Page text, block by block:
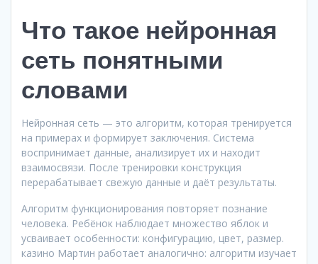
Что такое нейронная
сеть понятными
словами
Нейронная сеть — это алгоритм, которая тренируется
на примерах и формирует заключения. Система
воспринимает данные, анализирует их и находит
взаимосвязи. После тренировки конструкция
перерабатывает свежую данные и даёт результаты.
Алгоритм функционирования повторяет познание
человека. Ребёнок наблюдает множество яблок и
усваивает особенности: конфигурацию, цвет, размер.
казино Мартин работает аналогично: алгоритм изучает